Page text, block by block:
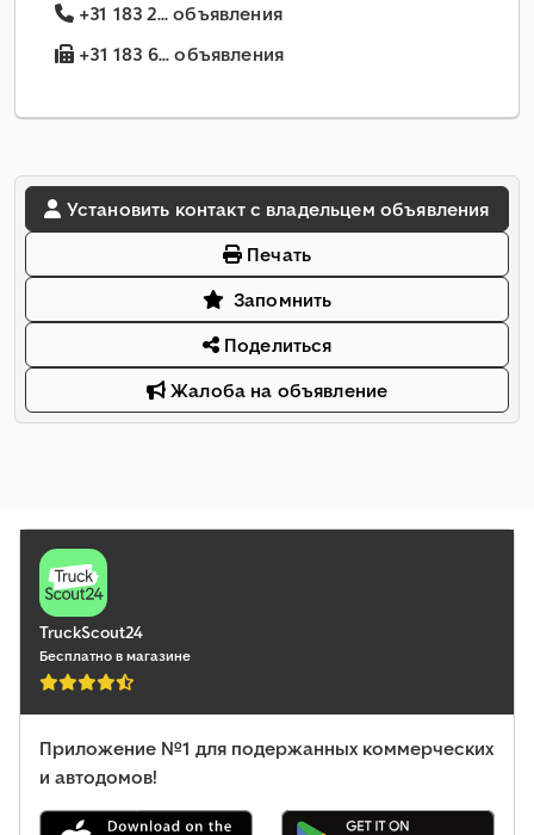
+31 183 2... объявления
+31 183 6... объявления
Установить контакт с владельцем объявления
Печать
Запомнить
Поделиться
Жалоба на объявление
TruckScout24
Бесплатно в магазине
Приложение №1 для подержанных коммерческих
и автодомов!